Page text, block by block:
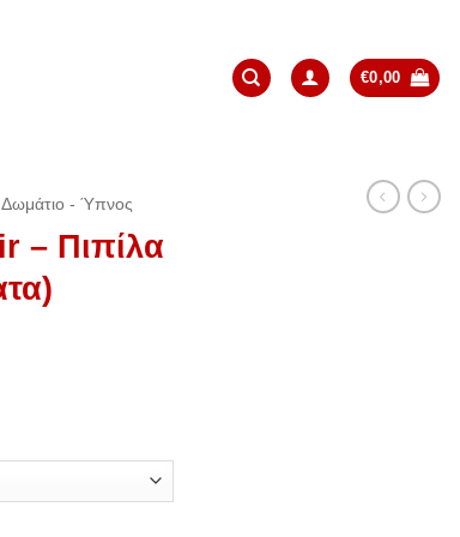
€0,00
Δωμάτιο - Ύπνος
– Πιπίλα